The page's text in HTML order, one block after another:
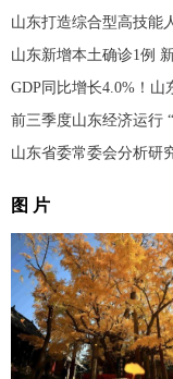
山东打造综合型高技能
山东新增本土确诊1例
GDP同比增长4.0%！
前三季度山东经济运行
山东省委常委会分析研
图 片